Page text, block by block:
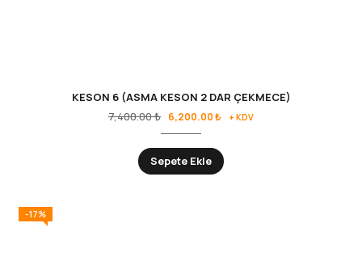
KESON 6 (ASMA KESON 2 DAR ÇEKMECE)
7,400.00₺ 6,200.00₺ + KDV
Sepete Ekle
-17%